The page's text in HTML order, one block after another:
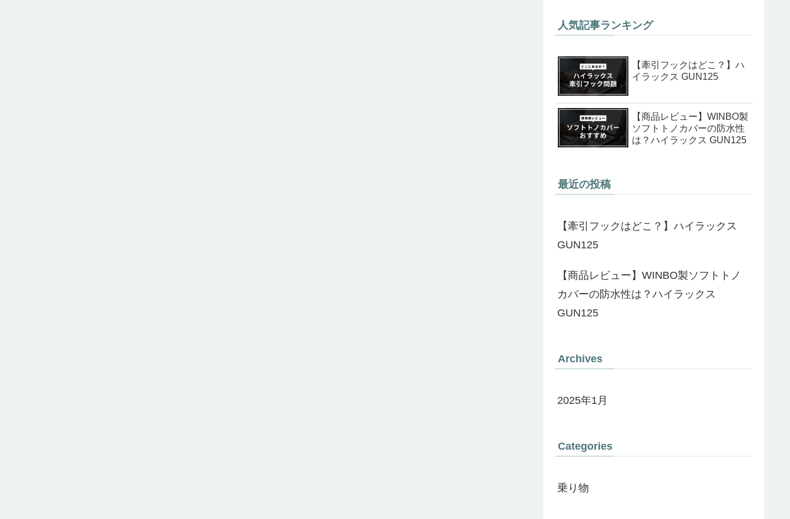
人気記事ランキング
【牽引フックはどこ？】ハ
イラックス GUN125
【商品レビュー】WINBO製
ソフトトノカバーの防水性
は？ハイラックス GUN125
最近の投稿
【牽引フックはどこ？】ハイラックス
GUN125
【商品レビュー】WINBO製ソフトトノ
カバーの防水性は？ハイラックス
GUN125
Archives
2025年1月
Categories
乗り物